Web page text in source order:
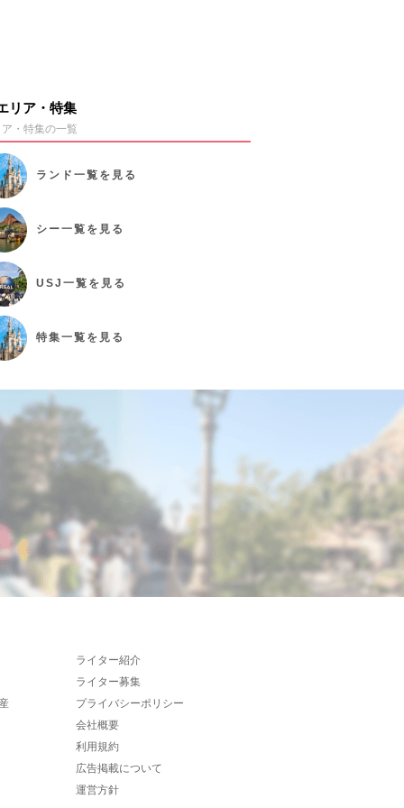
リア・特集
・特集の一覧
ランド 一覧を見る
シー一覧を見る
USJ 一覧を見る
特集一覧を見る
ライター紹介
ライター募集
プライバシーポリシー
会社概要
利用規約
広告掲載について
運営方針